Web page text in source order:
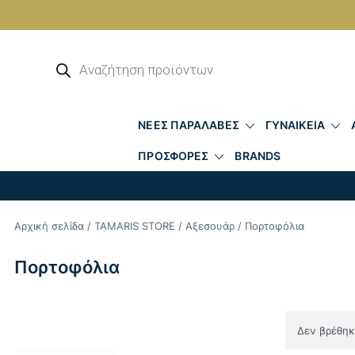
προϊόντων
ΝΕΕΣ ΠΑΡΑΛΑΒΕΣ ΓΥΝΑΙΚΕΙΑ
ΠΡΟΣΦΟΡΕΣ BRANDS
Αρχική σελίδα / TAMARIS STORE / Αξεσουάρ / Πορτοφόλια
Πορτοφόλια
Δεν